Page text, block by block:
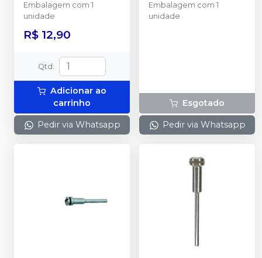
Embalagem com 1
unidade
R$ 12,90
Qtd :
Adicionar ao
carrinho
Pedir via Whatsapp
Embalagem com 1
unidade
Esgotado
Pedir via Whatsapp